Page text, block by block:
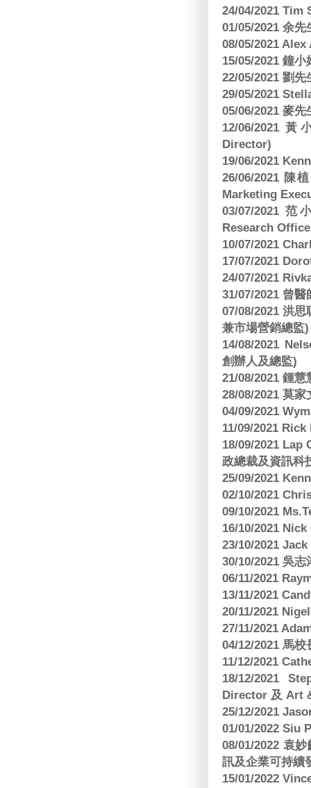
24/04/2021 Tim
01/05/2021 余
08/05/2021
15/05/2021 鐘
22/05/2021 劉
29/05/2021
05/06/2021 麥
12/06/2021
Director)
19/06/2021
26/06/2021 陳
Marketing
03/07/2021 范
Research
10/07/2021
17/07/2021
24/07/2021
31/07/2021 曾
07/08/2021 洪
兼市場營銷總監)
14/08/2021
創辦人及總監)
21/08/2021 鍾
28/08/2021 莫
04/09/2021
11/09/2021
18/09/2021
政總裁及資訊科
25/09/2021
02/10/2021
09/10/2021
16/10/2021
23/10/2021
30/10/2021 吳
06/11/2021
13/11/2021
20/11/2021
27/11/2021
04/12/2021 馬
11/12/2021
18/12/2021
Director 及 Art
25/12/2021
01/01/2022 Siu
08/01/2022 袁
訊及企業可持續
15/01/2022